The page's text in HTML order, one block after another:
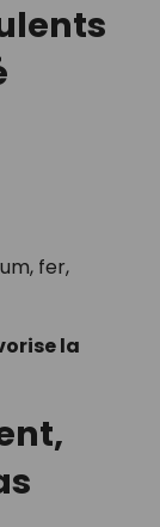
fer,
la